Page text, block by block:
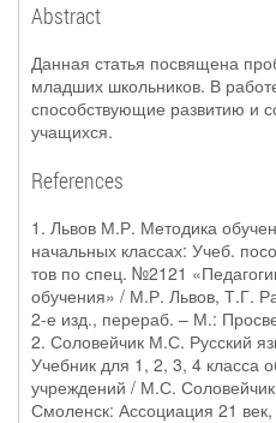
Abstract
Данная статья посвящена
младших школьников. В
способствующие развитию и
учащихся.
References
1. Львов М.Р. Методика
начальных классах: Учеб.
тов по спец. №2121
обучения» / М.Р. Львов, Т.Г.
2-е изд., перераб. – М.:
2. Соловейчик М.С. Русский
Учебник для 1, 2, 3, 4 класса
учреждений / М.С.
Смоленск: Ассоциация 21